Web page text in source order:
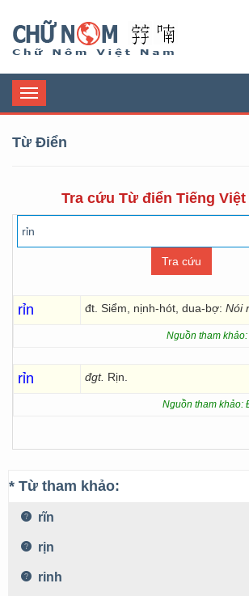
Toggle
navigation
Từ Điển
Tra cứu Từ điển Tiếng
rỉn đt. Siểm, nịnh-hót, dua-bợ: Nói
Nguồn tham
rỉn đgt. Rịn.
Nguồn tham khảo:
* Từ tham khảo:
rĩn
rịn
rinh